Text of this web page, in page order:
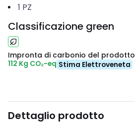
1 PZ
Classificazione green
Impronta di carbonio del prodotto
112 Kg CO₂-eq Stima Elettroveneta
Dettaglio prodotto